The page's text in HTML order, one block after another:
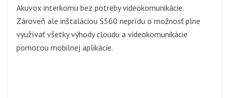
Akuvox interkomu bez potreby videokomunikácie.
Zároveň ale inštaláciou S560 neprídu o možnosť plne
využívať všetky výhody cloudu a videokomunikácie
pomocou mobilnej aplikácie.